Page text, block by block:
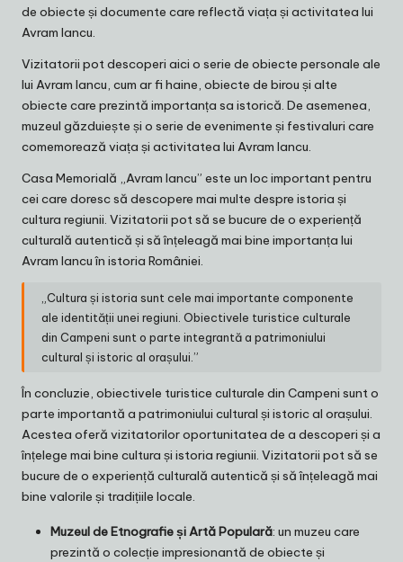
de obiecte și documente care reflectă viața și activitatea lui
Avram Iancu.
Vizitatorii pot descoperi aici o serie de obiecte personale ale
lui Avram Iancu, cum ar fi haine, obiecte de birou și alte
obiecte care prezintă importanța sa istorică. De asemenea,
muzeul găzduiește și o serie de evenimente și festivaluri care
comemorează viața și activitatea lui Avram Iancu.
Casa Memorială „Avram Iancu” este un loc important pentru
cei care doresc să descopere mai multe despre istoria și
cultura regiunii. Vizitatorii pot să se bucure de o experiență
culturală autentică și să înțeleagă mai bine importanța lui
Avram Iancu în istoria României.
„Cultura și istoria sunt cele mai importante componente
ale identității unei regiuni. Obiectivele turistice culturale
din Campeni sunt o parte integrantă a patrimoniului
cultural și istoric al orașului.”
În concluzie, obiectivele turistice culturale din Campeni sunt o
parte importantă a patrimoniului cultural și istoric al orașului.
Acestea oferă vizitatorilor oportunitatea de a descoperi și a
înțelege mai bine cultura și istoria regiunii. Vizitatorii pot să se
bucure de o experiență culturală autentică și să înțeleagă mai
bine valorile și tradițiile locale.
Muzeul de Etnografie și Artă Populară: un muzeu care
prezintă o colecție impresionantă de obiecte și